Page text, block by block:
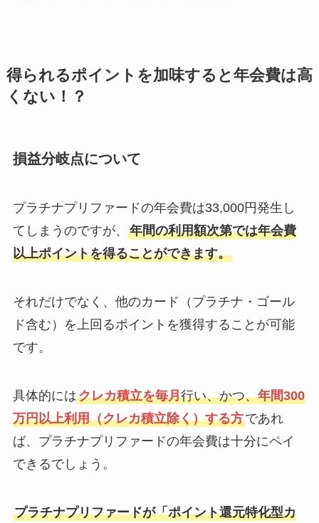
得られるポイントを加味すると年会費は高
くない！？
損益分岐点について
プラチナプリファードの年会費は33,000円発生し
てしまうのですが、 年間の利用額次第では年会費
以上ポイントを得ることができます。
それだけでなく、他のカード（プラチナ・ゴール
ド含む）を上回るポイントを獲得することが可能
です。
具体的にはクレカ積立を毎月行い、かつ、年間300
万円以上利用（クレカ積立除く）する方であれ
ば、プラチナプリファードの年会費は十分にペイ
できるでしょう。
プラチナプリファードが「ポイント還元特化型カ